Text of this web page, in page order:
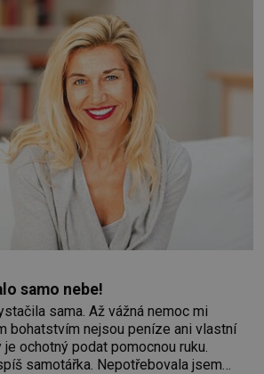
samo nebe!
sama. Až vážná nemoc mi
bohatstvím nejsou peníze ani vlastní
ochotný podat pomocnou ruku.
samotářka. Nepotřebovala jsem